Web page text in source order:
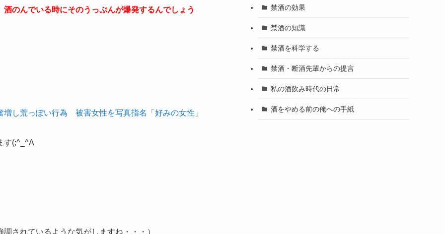
のんでいる時にそのうっぷんが爆発するんでしょう
し荒っぽい行為 被害女性を写真指名「好みの女性」
す(;^_^A
されているような気がしますね・・・）
禁酒の効果
禁酒の知識
禁酒を科学する
禁酒・断酒先輩からの提言
私の酒飲み時代の日常
酒をやめる前の俺への手紙